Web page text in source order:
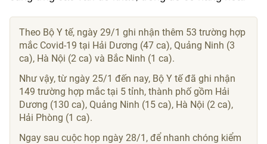
Theo Bộ Y tế, ngày 29/1 ghi nhận thêm 53 trường hợp
mắc Covid-19 tại Hải Dương (47 ca), Quảng Ninh (3
ca), Hà Nội (2 ca) và Bắc Ninh (1 ca).
Như vậy, từ ngày 25/1 đến nay, Bộ Y tế đã ghi nhận
149 trường hợp mắc tại 5 tỉnh, thành phố gồm Hải
Dương (130 ca), Quảng Ninh (15 ca), Hà Nội (2 ca),
Hải Phòng (1 ca).
Ngay sau cuộc họp ngày 28/1, để nhanh chóng kiểm